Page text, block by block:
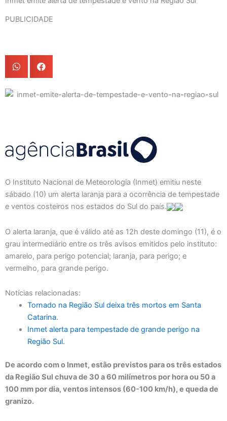
PUBLICIDADE
O Instituto Nacional de Meteorologia (Inmet) emitiu neste
sábado (10) um alerta laranja para a ocorrência de tempestade
e ventos costeiros nos estados do Sul do país.
O alerta laranja, que é válido até as 12h deste domingo (11), é o
grau intermediário entre os três avisos emitidos pelo instituto:
amarelo, para perigo potencial; laranja, para perigo; e
vermelho, para grande perigo.
Notícias relacionadas:
Tornado na Região Sul deixa três mortos em Santa
Catarina.
Inmet alerta para tempestade de grande perigo na
Região Sul.
De acordo com o Inmet, estão previstos para os três estados
da Região Sul chuva de 30 a 60 milímetros por hora ou 50 a
100 mm por dia, ventos intensos (60-100 km/h), e queda de
granizo.